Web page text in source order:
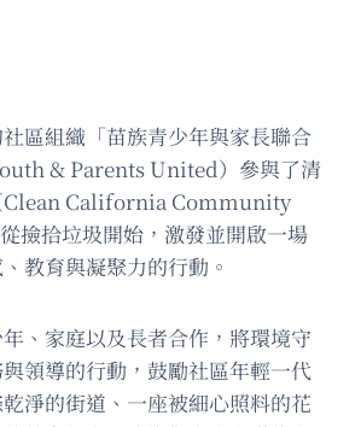
區組織「苗族青少年與家長聯合
& Parents United）參與了清
Clean California Community
撿拾垃圾開始，激發並開啟一場
教育與凝聚力的行動。
、家庭以及長者合作，將環境守
領導的行動，鼓勵社區年輕一代
淨的街道、一座被細心照料的花